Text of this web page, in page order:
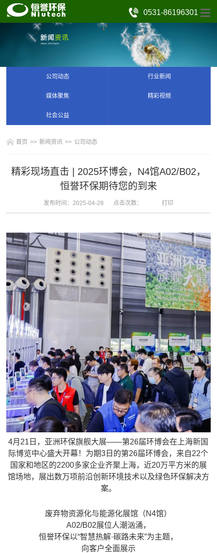
0531-86196301
公司动态 行业新闻
媒体聚焦 精彩视频
社会公益
首页 >> 新闻资讯 >> 公司动态
精彩现场直击 | 2025环博会，N4馆A02/B02，
恒誉环保期待您的到来
发布时间：2025-04-28 点击次数： 打印
4月21日，亚洲环保旗舰大展——第26届环博会在上海新国
际博览中心盛大开幕！为期3日的第26届环博会，来自22个
国家和地区的2200多家企业齐聚上海，近20万平方米的展
馆场地，展出数万项前沿创新环境技术以及绿色环保解决方
案。
废弃物资源化与能源化展馆（N4馆）
A02/B02展位人潮汹涌，
恒誉环保以“智慧热解·碳路未来”为主题，
向客户全面展示